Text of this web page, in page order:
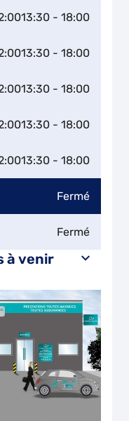
13:30 - 18:00
13:30 - 18:00
13:30 - 18:00
13:30 - 18:00
13:30 - 18:00
Fermé
Fermé
à venir